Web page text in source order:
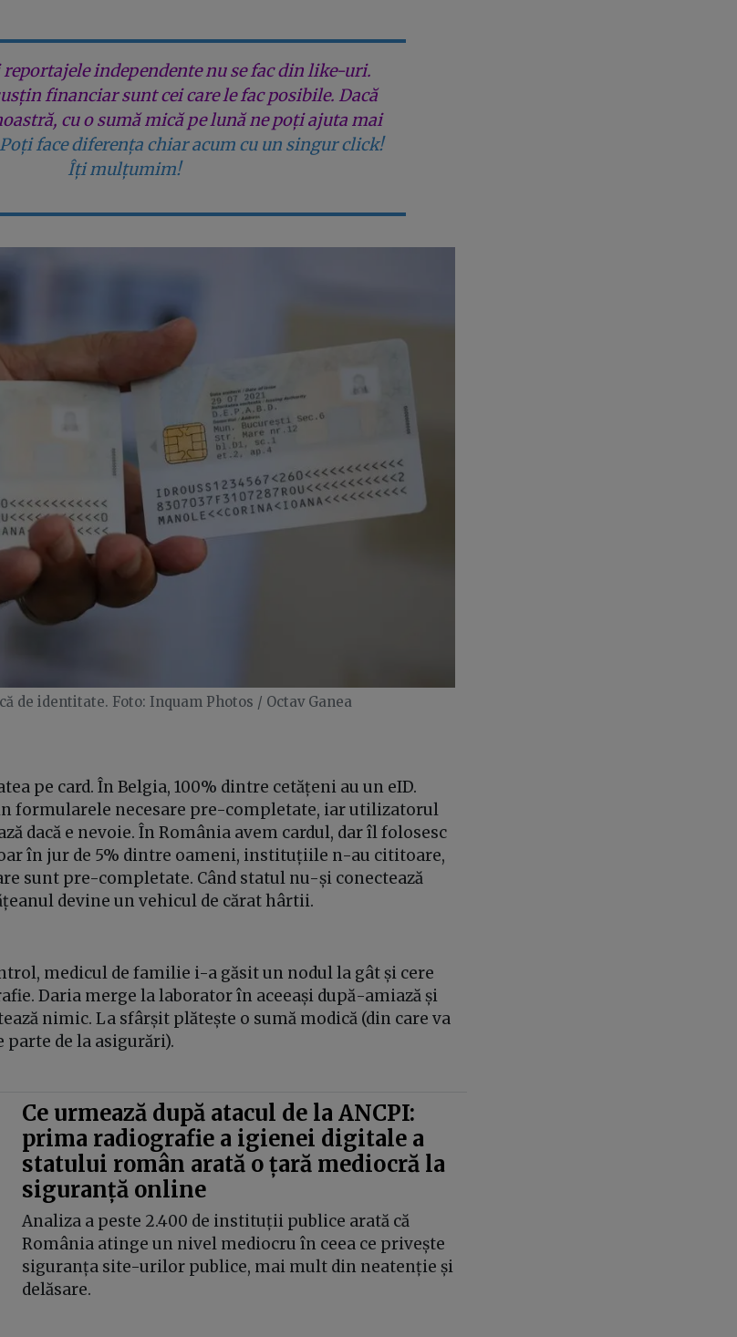
independente nu se fac din like-uri.
financiar sunt cei care le fac posibile. Dacă
cu o sumă mică pe lună ne poți ajuta mai
Poți face diferența chiar acum cu un singur click!
Îți mulțumim!
de identitate. Foto: Inquam Photos / Octav Ganea
pe card. În Belgia, 100% dintre cetățeni au un eID.
formularele necesare pre-completate, iar utilizatorul
dacă e nevoie. În România avem cardul, dar îl folosesc
în jur de 5% dintre oameni, instituțiile n-au cititoare,
sunt pre-completate. Când statul nu-și conectează
devine un vehicul de cărat hârtii.
medicul de familie i-a găsit un nodul la gât și cere
Daria merge la laborator în aceeași după-amiază și
nimic. La sfârșit plătește o sumă modică (din care va
de la asigurări).
Ce urmează după atacul de la ANCPI:
prima radiografie a igienei digitale a
statului român arată o țară mediocră la
siguranță online
Analiza a peste 2.400 de instituții publice arată că
România atinge un nivel mediocru în ceea ce privește
siguranța site-urilor publice, mai mult din neatenție și
delăsare.